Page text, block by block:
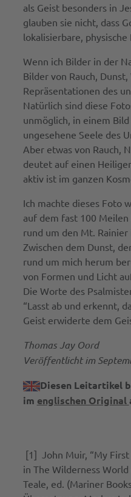
als Geist besonders in
glauben sie nicht, dass
lokalisierbare,
Wenn ich Bilder in der
Bilder von Rauch,
Repräsentationen des
Natürlich sind diese
unmöglich, in einem
ungesehene Seele des
Aber etwas von Rauch,
deutet auf einen
aktiv ist im ganzen
Ich machte dieses Foto
auf dem fast 100
rund um den Mt. Rainier
Zwischen dem Dunst,
rund um mich herum
von Formen und Licht
Die Worte des
“Lasst ab und erkennt,
Geist erwiderte dem
Thomas Jay Oord
Veröffentlicht im
Diesen Leitartikel
im englischen Original
[1] John Muir, “My
in The Wilderness
Teale, ed. (Mariner